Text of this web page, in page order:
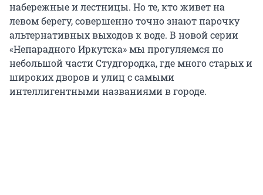
набережные и лестницы. Но те, кто живет на
левом берегу, совершенно точно знают парочку
альтернативных выходов к воде. В новой серии
«Непарадного Иркутска» мы прогуляемся по
небольшой части Студгородка, где много старых и
широких дворов и улиц с самыми
интеллигентными названиями в городе.